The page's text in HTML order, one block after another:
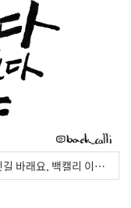
제 글들을 보는 모든 분들이 위로 받고 웃음 짓길 바래요, 백캘리 이상백